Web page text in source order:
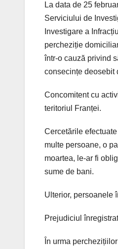
La data de 25
Serviciului de
Investigare a
percheziție
într-o cauză privind
consecințe deosebit
Concomitent cu
teritoriul Franței.
Cercetările
multe persoane, o
moartea, le-ar fi
sume de bani.
Ulterior, persoanele
Prejudiciul
În urma